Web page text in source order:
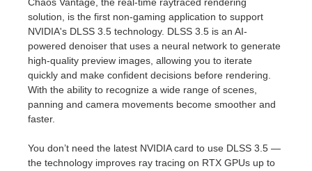
Modo
Softimage
LightWave
SketchUp
solution, is the first non-gaming application to support
NVIDIA's DLSS 3.5 technology. DLSS 3.5 is an AI-
powered denoiser that uses a neural network to generate
high-quality preview images, allowing you to iterate
quickly and make confident decisions before rendering.
With the ability to recognize a wide range of scenes,
panning and camera movements become smoother and
faster.
You don’t need the latest NVIDIA card to use DLSS 3.5 —
the technology improves ray tracing on RTX GPUs up to